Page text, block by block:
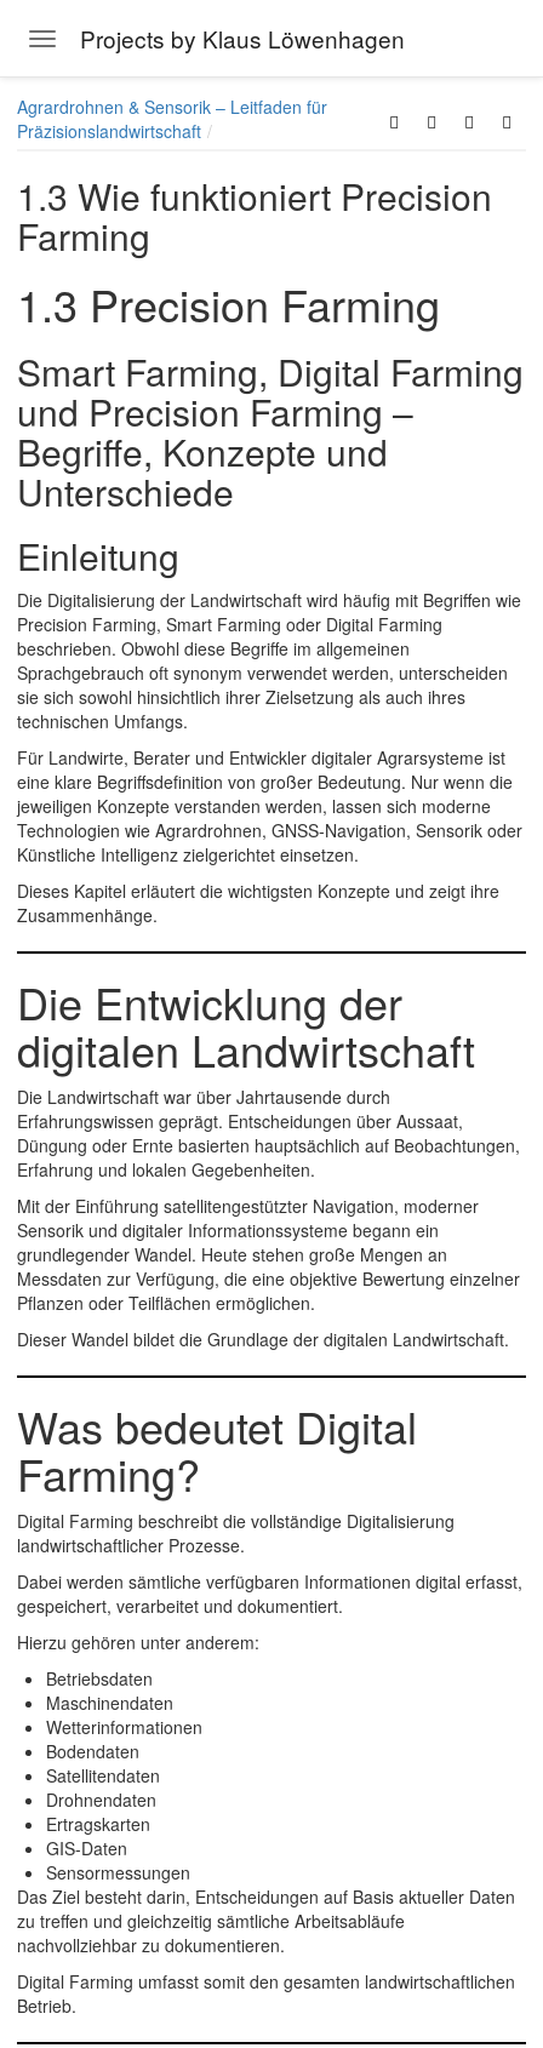
Toggle navigation
Projects by Klaus Löwenhagen
Agrardrohnen & Sensorik – Leitfaden für
Präzisionslandwirtschaft
1.3 Wie funktioniert Precision
Farming
1.3 Precision Farming
Smart Farming, Digital Farming
und Precision Farming –
Begriffe, Konzepte und
Unterschiede
Einleitung
Die Digitalisierung der Landwirtschaft wird häufig mit Begriffen wie
Precision Farming, Smart Farming oder Digital Farming
beschrieben. Obwohl diese Begriffe im allgemeinen
Sprachgebrauch oft synonym verwendet werden, unterscheiden
sie sich sowohl hinsichtlich ihrer Zielsetzung als auch ihres
technischen Umfangs.
Für Landwirte, Berater und Entwickler digitaler Agrarsysteme ist
eine klare Begriffsdefinition von großer Bedeutung. Nur wenn die
jeweiligen Konzepte verstanden werden, lassen sich moderne
Technologien wie Agrardrohnen, GNSS-Navigation, Sensorik oder
Künstliche Intelligenz zielgerichtet einsetzen.
Dieses Kapitel erläutert die wichtigsten Konzepte und zeigt ihre
Zusammenhänge.
Die Entwicklung der
digitalen Landwirtschaft
Die Landwirtschaft war über Jahrtausende durch
Erfahrungswissen geprägt. Entscheidungen über Aussaat,
Düngung oder Ernte basierten hauptsächlich auf Beobachtungen,
Erfahrung und lokalen Gegebenheiten.
Mit der Einführung satellitengestützter Navigation, moderner
Sensorik und digitaler Informationssysteme begann ein
grundlegender Wandel. Heute stehen große Mengen an
Messdaten zur Verfügung, die eine objektive Bewertung einzelner
Pflanzen oder Teilflächen ermöglichen.
Dieser Wandel bildet die Grundlage der digitalen Landwirtschaft.
Was bedeutet Digital
Farming?
Digital Farming beschreibt die vollständige Digitalisierung
landwirtschaftlicher Prozesse.
Dabei werden sämtliche verfügbaren Informationen digital erfasst,
gespeichert, verarbeitet und dokumentiert.
Hierzu gehören unter anderem:
Betriebsdaten
Maschinendaten
Wetterinformationen
Bodendaten
Satellitendaten
Drohnendaten
Ertragskarten
GIS-Daten
Sensormessungen
Das Ziel besteht darin, Entscheidungen auf Basis aktueller Daten
zu treffen und gleichzeitig sämtliche Arbeitsabläufe
nachvollziehbar zu dokumentieren.
Digital Farming umfasst somit den gesamten landwirtschaftlichen
Betrieb.